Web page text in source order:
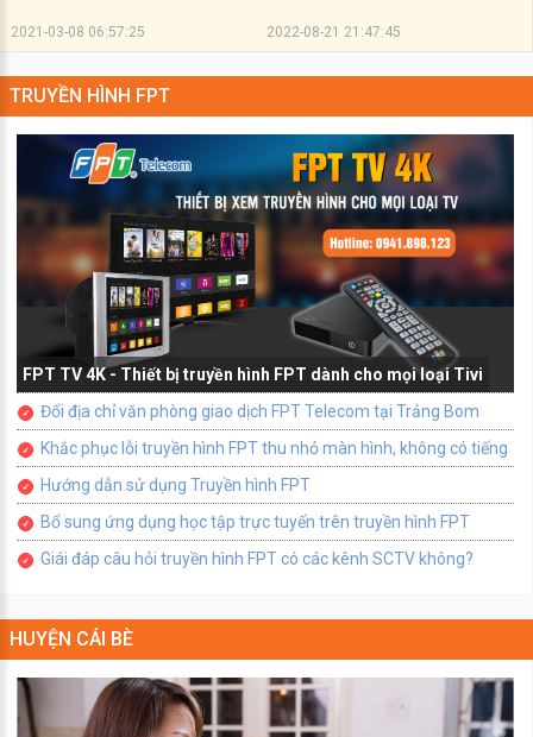
2021-03-08 06:57:25 2022-08-21 21:47:45
TRUYỀN HÌNH FPT
FPT TV 4K - Thiết bị truyền hình FPT dành cho mọi loại Tivi
Đổi địa chỉ văn phòng giao dịch FPT Telecom tại Trảng Bom
Khắc phục lỗi truyền hình FPT thu nhỏ màn hình, không có tiếng
Hướng dẫn sử dụng Truyền hình FPT
Bổ sung ứng dụng học tập trực tuyến trên truyền hình FPT
Giái đáp câu hỏi truyền hình FPT có các kênh SCTV không?
HUYỆN CÁI BÈ